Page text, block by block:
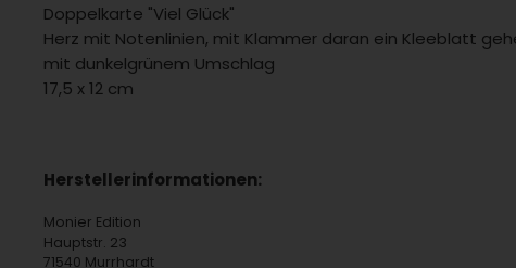
Doppelkarte "Viel Glück"
Herz mit Notenlinien, mit Klammer daran ein Kleeblatt
mit dunkelgrünem Umschlag
17,5 x 12 cm
Herstellerinformationen:
Monier Edition
Hauptstr. 23
71540 Murrhardt